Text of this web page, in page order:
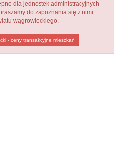
dla jednostek administracyjnych
do zapoznania się z nimi
wągrowieckiego.
- ceny transakcyjne mieszkań